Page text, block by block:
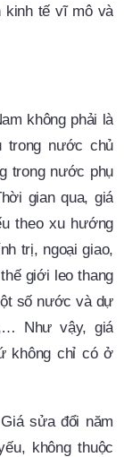
kinh tế vĩ mô và
không phải là
trong nước chủ
trong nước phụ
gian qua, giá
theo xu hướng
trị, ngoại giao,
giới leo thang
số nước và dự
Như vậy, giá
không chỉ có ở
sửa đổi năm
không thuộc